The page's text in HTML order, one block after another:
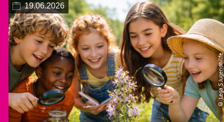
19.06.2026
© Lega S Jugendhilfe